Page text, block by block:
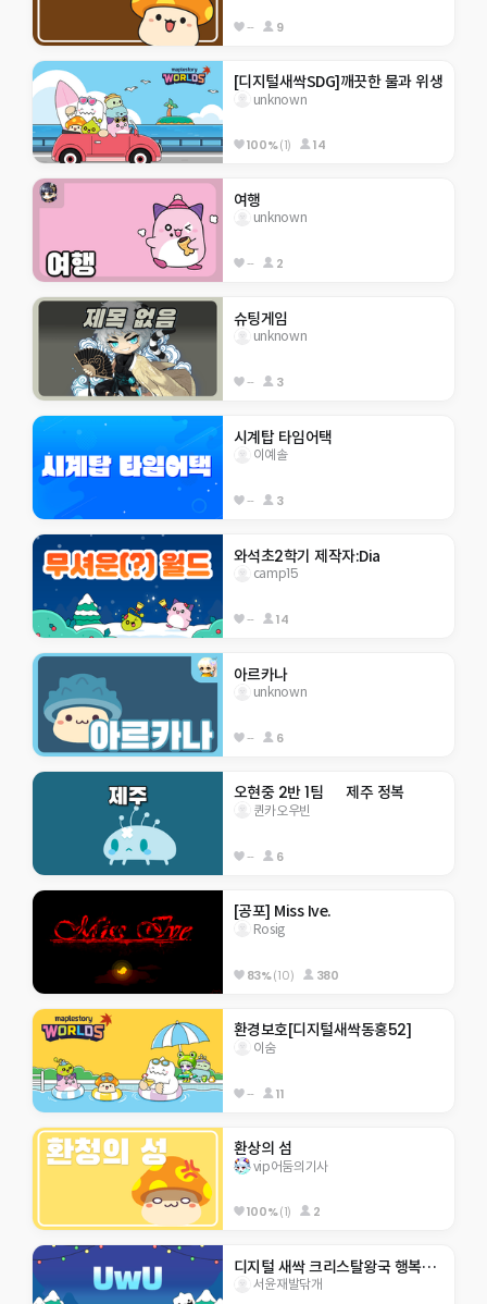
-- 9
[디지털새싹SDG]깨끗한 물과 위생
unknown
100%(1) 14
여행
unknown
-- 2
슈팅게임
unknown
-- 3
시계탑 타임어택
이예솔
-- 3
와석초2학기 제작자:Dia
camp15
-- 14
아르카나
unknown
-- 6
오현중 2반 1팀      제주 정복
퀸카오우빈
-- 6
[공포] Miss Ive.
Rosig
83%(10) 380
환경보호[디지털새싹동홍52]
이숨
-- 11
환상의 섬
vip어둠의기사
100%(1) 2
디지털 새싹 크리스탈왕국 행복초 5-8 응애~~
서윤재발닦개